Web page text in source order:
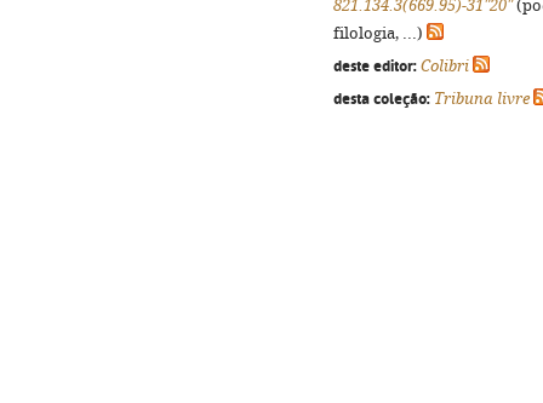
821.134.3(669.95)-31"20"
filologia, ...)
deste editor: Colibri
desta coleção: Tribuna livre